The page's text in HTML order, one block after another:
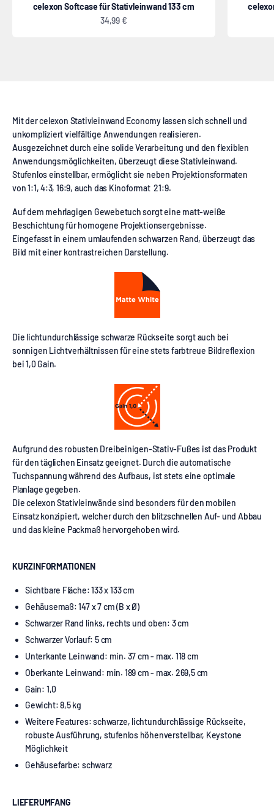
celexon Softcase für Stativleinwand 133 cm
Angebot
34,99 €
Stativleinwand
Mit der celexon Stativleinwand Economy lassen sich schnell und
unkompliziert vielfältige Anwendungen realisieren.
Ausgezeichnet durch eine solide Verarbeitung und den flexiblen
Anwendungsmöglichkeiten, überzeugt diese Stativleinwand.
Stufenlos einstellbar, ermöglicht sie neben Projektionsformaten
von 1:1, 4:3, 16:9, auch das Kinoformat 21:9.
Auf dem mehrlagigen Gewebetuch sorgt eine matt-weiße
Beschichtung für homogene Projektionsergebnisse.
Eingefasst in einem umlaufenden schwarzen Rand, überzeugt das
Bild mit einer kontrastreichen Darstellung.
Die lichtundurchlässige schwarze Rückseite sorgt auch bei
sonnigen Lichtverhältnissen für eine stets farbtreue Bildreflexion
bei 1,0 Gain.
Aufgrund des robusten Dreibeinigen-Stativ-Fußes ist das Produkt
für den täglichen Einsatz geeignet. Durch die automatische
Tuchspannung während des Aufbaus, ist stets eine optimale
Planlage gegeben.
Die celexon Stativleinwände sind besonders für den mobilen
Einsatz konzipiert, welcher durch den blitzschnellen Auf- und Abbau
und das kleine Packmaß hervorgehoben wird.
KURZINFORMATIONEN
Sichtbare Fläche: 133 x 133 cm
Gehäusemaß: 147 x 7 cm (B x Ø)
Schwarzer Rand links, rechts und oben: 3 cm
Schwarzer Vorlauf: 5 cm
Unterkante Leinwand: min. 37 cm - max. 118 cm
Oberkante Leinwand: min. 189 cm - max. 269,5 cm
Gain: 1,0
Gewicht: 8,5 kg
Weitere Features: schwarze, lichtundurchlässige Rückseite,
robuste Ausführung, stufenlos höhenverstellbar, Keystone
Möglichkeit
Gehäusefarbe: schwarz
LIEFERUMFANG